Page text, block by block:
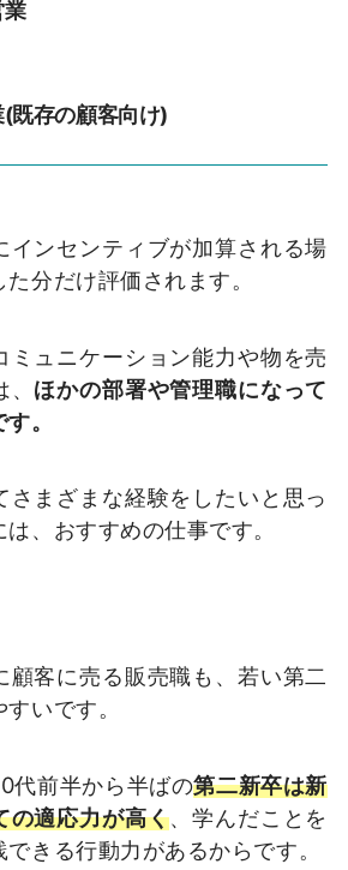
業
既存の顧客向け)
インセンティブが加算される場
分だけ評価されます。
ミュニケーション能力や物を売
ほかの部署や管理職になって
。
さまざまな経験をしたいと思っ
、おすすめの仕事です。
顧客に売る販売職も、若い第二
いです。
代前半から半ばの第二新卒は新
の適応力が高く、学んだことを
きる行動力があるからです。